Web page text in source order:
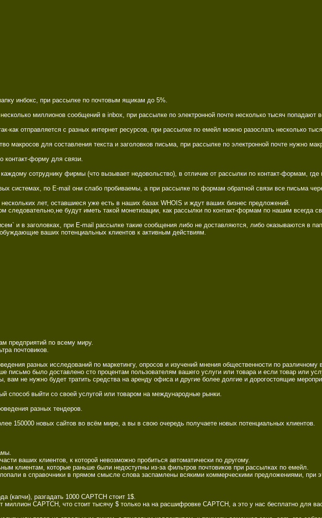
инбокс, при рассылке по почтовым ящикам до 5%.
миллионов сообщений в inbox, при рассылке по электронной почте несколько тысяч
как отправляется с разных интернет ресурсов, при рассылке по емейл можно разослать несколько
макросов для составления текста и заголовков письма, при рассылке по электронной почте нужно
контакт-форму для связи.
сотруднику фирмы (что вызывает недовольство), в отличие от рассылки по контакт-формам,
системах, по E-mail они слабо пробиваемы, а при рассылке по формам обратной связи все письма
лет, оставшиеся уже есть в наших базах WHOIS и ждут ваших бизнес предложений.
следовательно,не будут иметь такой монетизации, как рассылки по контакт-формам по нашим
и в заголовках, при E-mail рассылке такие сообщения либо не доставляются, либо оказываются в
ваших потенциальных клиентов к активным действиям.
предприятий по всему миру.
почтовиков.
разных исследований по маркетингу, опросов и изучений мнения общественности по
письмо было доставлено сто процентам пользователям вашего услуги или товара и если товар или
вам не нужно будет тратить средства на аренду офиса и другие более долгие и дорогостоящие
выйти со своей услугой или товаром на международные рынки.
разных тендеров.
150000 новых сайтов во всём мире, а вы в свою очередь получаете новых потенциальных клиентов.
ваших клиентов, к которой невозможно пробиться автоматически по другому.
клиентам, которые раньше были недоступны из-за фильтров почтовиков при рассылках по емейл.
в справочники в прямом смысле слова заспамлены всякими коммерческими предложениями,
(капчи), разгадать 1000 CAPTCH стоит 1$.
CAPTCH, что стоит тысячу $ только на на расшифровке CAPTCH, а это у нас бесплатно для